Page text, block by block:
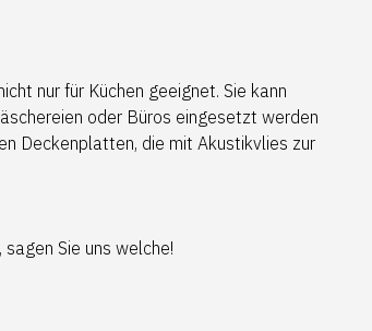
nur für Küchen geeignet. Sie kann
oder Büros eingesetzt werden
Deckenplatten, die mit Akustikvlies zur
Sie uns welche!